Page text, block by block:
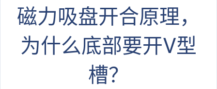
磁力吸盘开合原理，
为什么底部要开V型
槽？